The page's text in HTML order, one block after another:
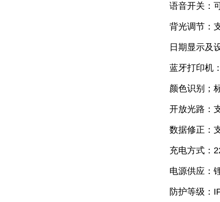
语音开关：
背光调节：
日期显示及
蓝牙打印机
颜色识别；
开放光路：
数据修正：
充电方式：
电源供应：
防护等级：